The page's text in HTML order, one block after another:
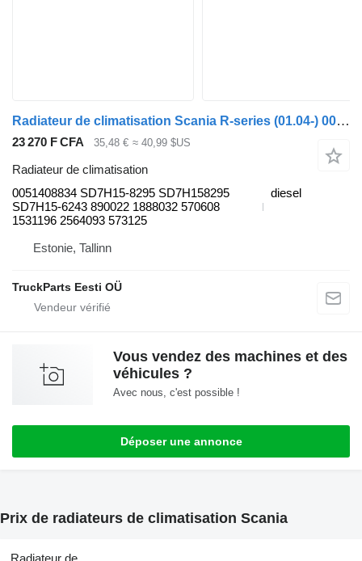
Radiateur de climatisation Scania R-series (01.04-) 0051408834 pour tracteur routier Scania P,G,R,T-series (2004-2017)
23 270 F CFA 35,48 € ≈ 40,99 $US
Radiateur de climatisation
0051408834 SD7H15-8295 SD7H158295
SD7H15-6243 890022 1888032 570608
1531196 2564093 573125
diesel
Estonie, Tallinn
TruckParts Eesti OÜ
Vous vendez des machines et des
véhicules ?
Avec nous, c'est possible !
Déposer une annonce
Prix de radiateurs de climatisation Scania